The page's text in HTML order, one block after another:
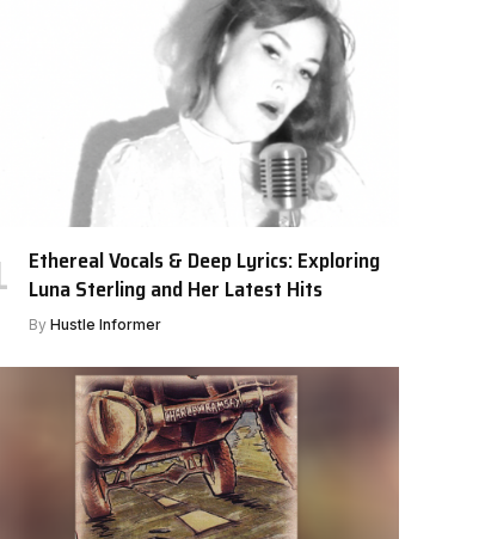
Ethereal Vocals & Deep Lyrics: Exploring
Luna Sterling and Her Latest Hits
By Hustle Informer